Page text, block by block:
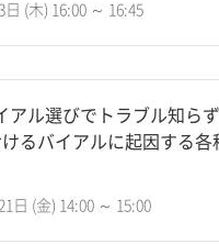
(木) 16:00 ～ 16:45
アル選びでトラブル知らず
けるバイアルに起因する各
日 (金) 14:00 ～ 15:00